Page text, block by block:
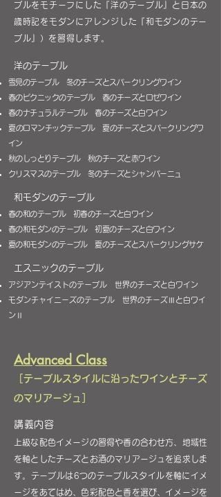
ブルをモチーフにした『洋のテーブル』と日本の
歳時記をモダンにアレンジした『和モダンのテー
ブル』）を習得します。
洋のテーブル
雪見のテーブル 冬のチーズとスパークリングワイン
春のピクニックのテーブル 春のチーズとロゼワイン
春のナチュラルテーブル 春のチーズと白ワイン
​夏のロマンチックテーブル 夏のチーズとスパークリングワ
イン
秋のしっとりテーブル 秋のチーズと赤ワイン
クリスマスのテーブル 冬のチーズとシャンパーニュ
和モダンのテーブル
春の和のテーブル 初春のチーズと白ワイン
春の和モダンのテーブル 初夏のチーズと白ワイン
夏の和モダンのテーブル 夏のチーズとスパークリングサケ
エスニックのテーブル
アジアンテイストのテーブル 世界のチーズと白ワイン
モダンチャイニーズのテーブル 世界のチーズⅢと白ワイ
ンⅡ
Advanced Class
［テーブルスタイルに沿ったワインとチーズ
のマリアージュ］
講義内容
上級な配色イメージの習得や香の合わせ方、地域性
を軸としたチーズとお酒のマリアージュを追求しま
す。テーブルは6つのテーブルスタイルを軸にイメ
ージをあてはめ、色彩配色と香を選び、イメージを